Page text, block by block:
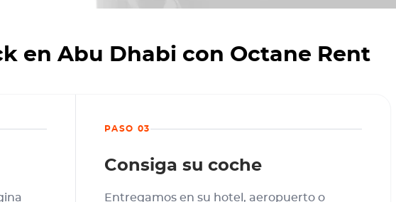
en Abu Dhabi con Octane Rent
PASO 03
Consiga su coche
Entregamos en su hotel, aeropuerto o